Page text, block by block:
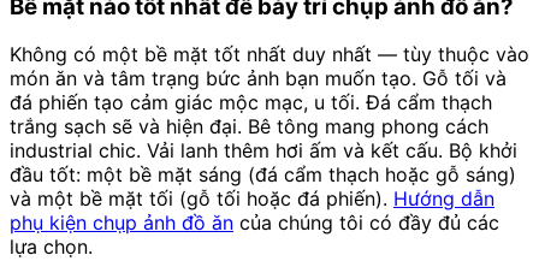
Bề mặt nào tốt nhất để bày trí chụp ảnh đồ ăn?
Không có một bề mặt tốt nhất duy nhất — tùy thuộc vào
món ăn và tâm trạng bức ảnh bạn muốn tạo. Gỗ tối và
đá phiến tạo cảm giác mộc mạc, u tối. Đá cẩm thạch
trắng sạch sẽ và hiện đại. Bê tông mang phong cách
industrial chic. Vải lanh thêm hơi ấm và kết cấu. Bộ khởi
đầu tốt: một bề mặt sáng (đá cẩm thạch hoặc gỗ sáng)
và một bề mặt tối (gỗ tối hoặc đá phiến). Hướng dẫn
phụ kiện chụp ảnh đồ ăn của chúng tôi có đầy đủ các
lựa chọn.